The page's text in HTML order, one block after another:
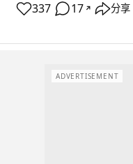
337 17 ↗ 分享
ADVERTISEMENT